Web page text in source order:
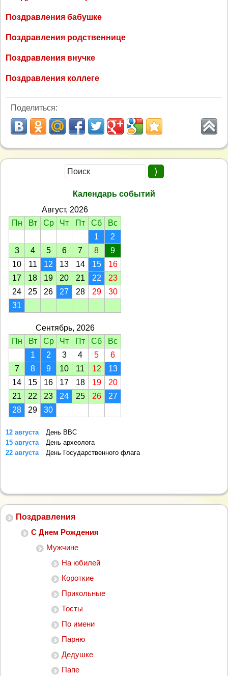
Поздравления
С Днем Рождения
Мужчине
На юбилей
Короткие
Прикольные
Тосты
По имени
Парню
Дедушке
Папе
Поздравления бабушке
Поздравления родственнице
Поздравления внучке
Поздравления коллеге
Поделиться:
Календарь событий
Август, 2026
Пн
Вт Ср Чт Пт Сб
Вс
1
2
3
4 5 6 7 8
9
10
11 12 13 14 15
16
17
18 19 20 21 22
23
24
25 26 27 28 29
30
31
Сентябрь, 2026
Пн
Вт Ср Чт Пт Сб
Вс
1
2 3 4 5
6
7
8 9 10 11 12
13
14
15 16 17 18 19
20
21
22 23 24 25 26
27
28
29 30
12 августа
День ВВС
15 августа
День археолога
22 августа
День Государственного флага